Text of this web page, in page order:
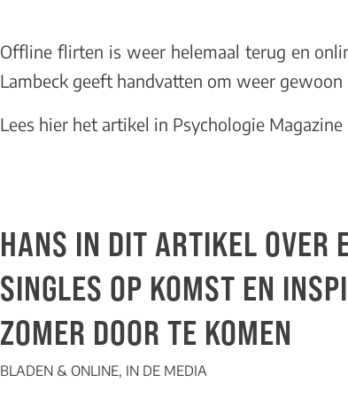
Offline flirten is weer helemaal terug en
Lambeck geeft handvatten om weer gewoon
Lees hierhet artikel in Psychologie Magazine
HANS IN DIT ARTIKEL OVER
SINGLES OP KOMST EN
ZOMER DOOR TE KOMEN
BLADEN & ONLINE, IN DE MEDIA